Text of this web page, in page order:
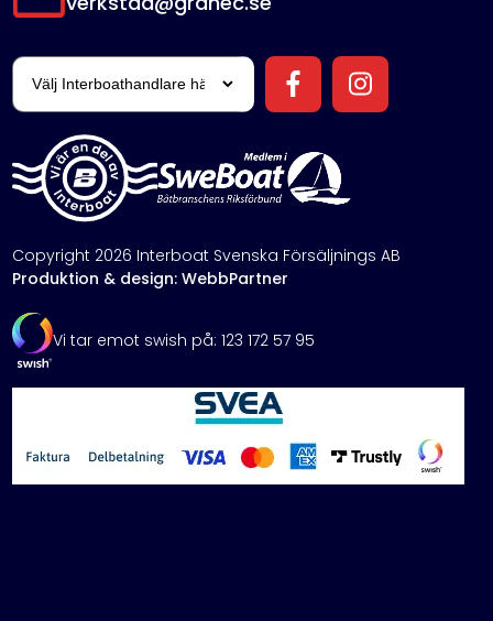
Copyright 2026 Interboat Svenska Försäljnings AB
Produktion & design: WebbPartner
Vi tar emot swish på: 123 172 57 95